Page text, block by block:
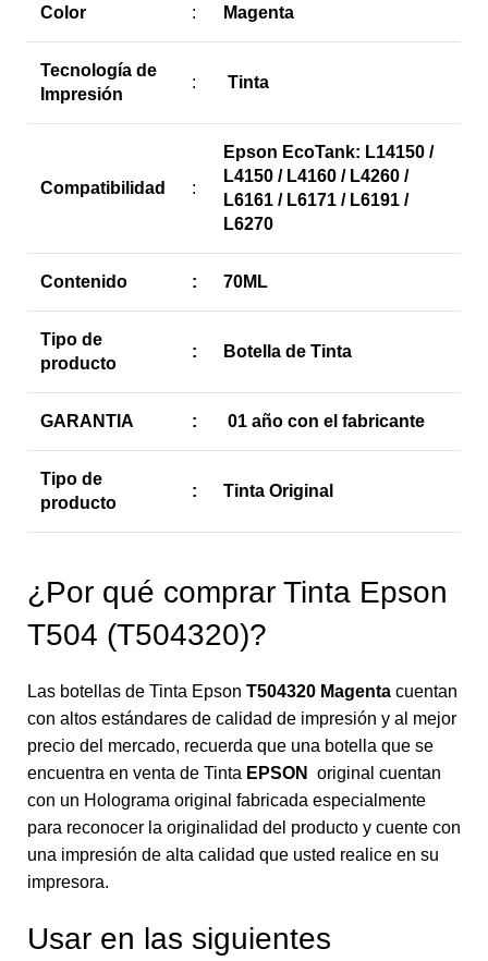
Color : Magenta
Tecnología de
Impresión
: Tinta
Compatibilidad :
Epson EcoTank: L14150 /
L4150 / L4160 / L4260 /
L6161 / L6171 / L6191 /
L6270
Contenido : 70ML
Tipo de
producto
: Botella de Tinta
GARANTIA : 01 año con el fabricante
Tipo de
producto
: Tinta Original
¿Por qué comprar Tinta Epson
T504 (T504320)?
Las botellas de Tinta Epson T504320 Magenta cuentan
con altos estándares de calidad de impresión y al mejor
precio del mercado, recuerda que una botella que se
encuentra en venta de Tinta EPSON
original cuentan
con un Holograma original fabricada especialmente
para reconocer la originalidad del producto y cuente con
una impresión de alta calidad que usted realice en su
impresora.
Usar en las siguientes